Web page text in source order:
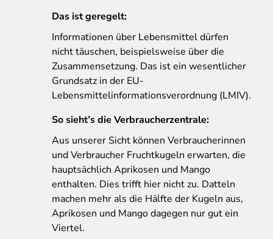
Das ist geregelt:
Informationen über Lebensmittel dürfen
nicht täuschen, beispielsweise über die
Zusammensetzung. Das ist ein wesentlicher
Grundsatz in der EU-
Lebensmittelinformationsverordnung (LMIV).
So sieht’s die Verbraucherzentrale:
Aus unserer Sicht können Verbraucherinnen
und Verbraucher Fruchtkugeln erwarten, die
hauptsächlich Aprikosen und Mango
enthalten. Dies trifft hier nicht zu. Datteln
machen mehr als die Hälfte der Kugeln aus,
Aprikosen und Mango dagegen nur gut ein
Viertel.